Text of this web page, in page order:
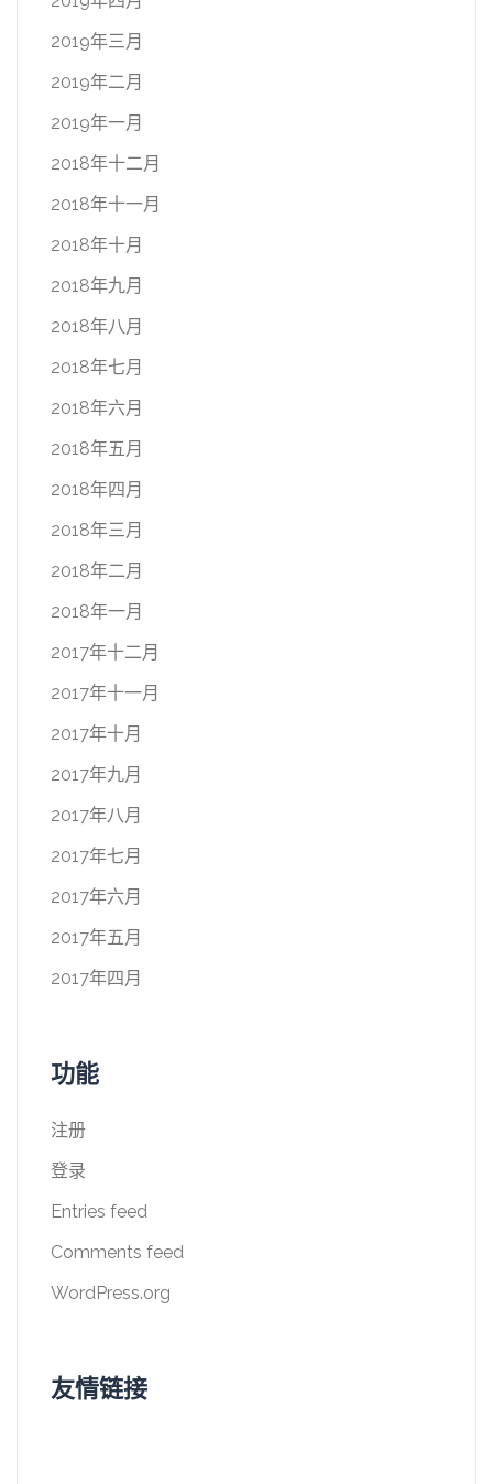
2019年三月
2019年二月
2019年一月
2018年十二月
2018年十一月
2018年十月
2018年九月
2018年八月
2018年七月
2018年六月
2018年五月
2018年四月
2018年三月
2018年二月
2018年一月
2017年十二月
2017年十一月
2017年十月
2017年九月
2017年八月
2017年七月
2017年六月
2017年五月
2017年四月
功能
注册
登录
Entries feed
Comments feed
WordPress.org
友情链接